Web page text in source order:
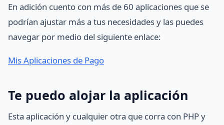
En adición cuento con más de 60 aplicaciones que se
podrían ajustar más a tus necesidades y las puedes
navegar por medio del siguiente enlace:
Mis Aplicaciones de Pago
Te puedo alojar la aplicación
Esta aplicación y cualquier otra que corra con PHP y